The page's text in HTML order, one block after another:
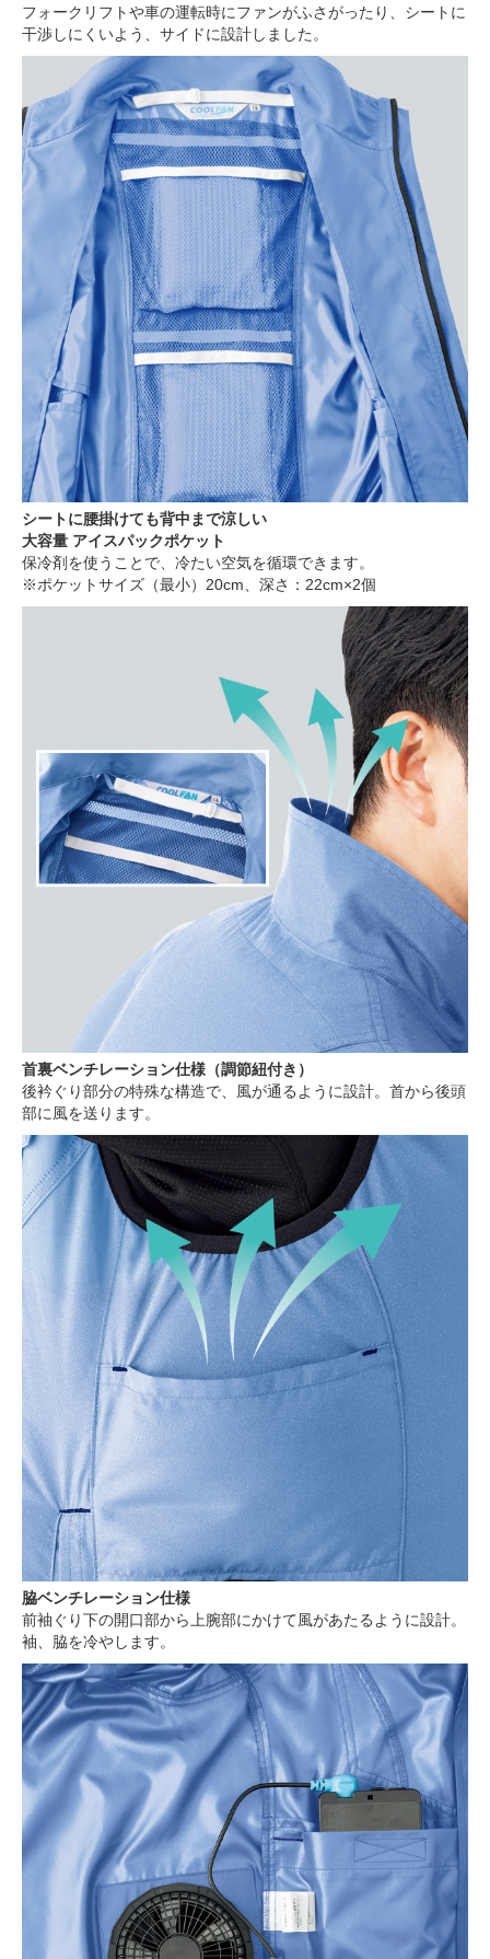
フォークリフトや車の運転時にファンがふさがったり、シートに
干渉しにくいよう、サイドに設計しました。
シートに腰掛けても背中まで涼しい
大容量 アイスパックポケット
保冷剤を使うことで、冷たい空気を循環できます。
※ポケットサイズ（最小）20cm、深さ：22cm×2個
首裏ベンチレーション仕様（調節紐付き）
後衿ぐり部分の特殊な構造で、風が通るように設計。首から後頭
部に風を送ります。
脇ベンチレーション仕様
前袖ぐり下の開口部から上腕部にかけて風があたるように設計。
袖、脇を冷やします。